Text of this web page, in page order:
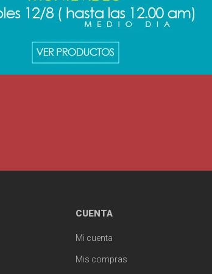
CUENTA
Mi cuenta
Mis compras